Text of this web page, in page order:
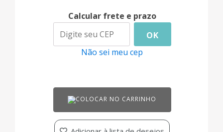
Calcular frete e prazo
OK
Não sei meu cep
COLOCAR NO CARRINHO